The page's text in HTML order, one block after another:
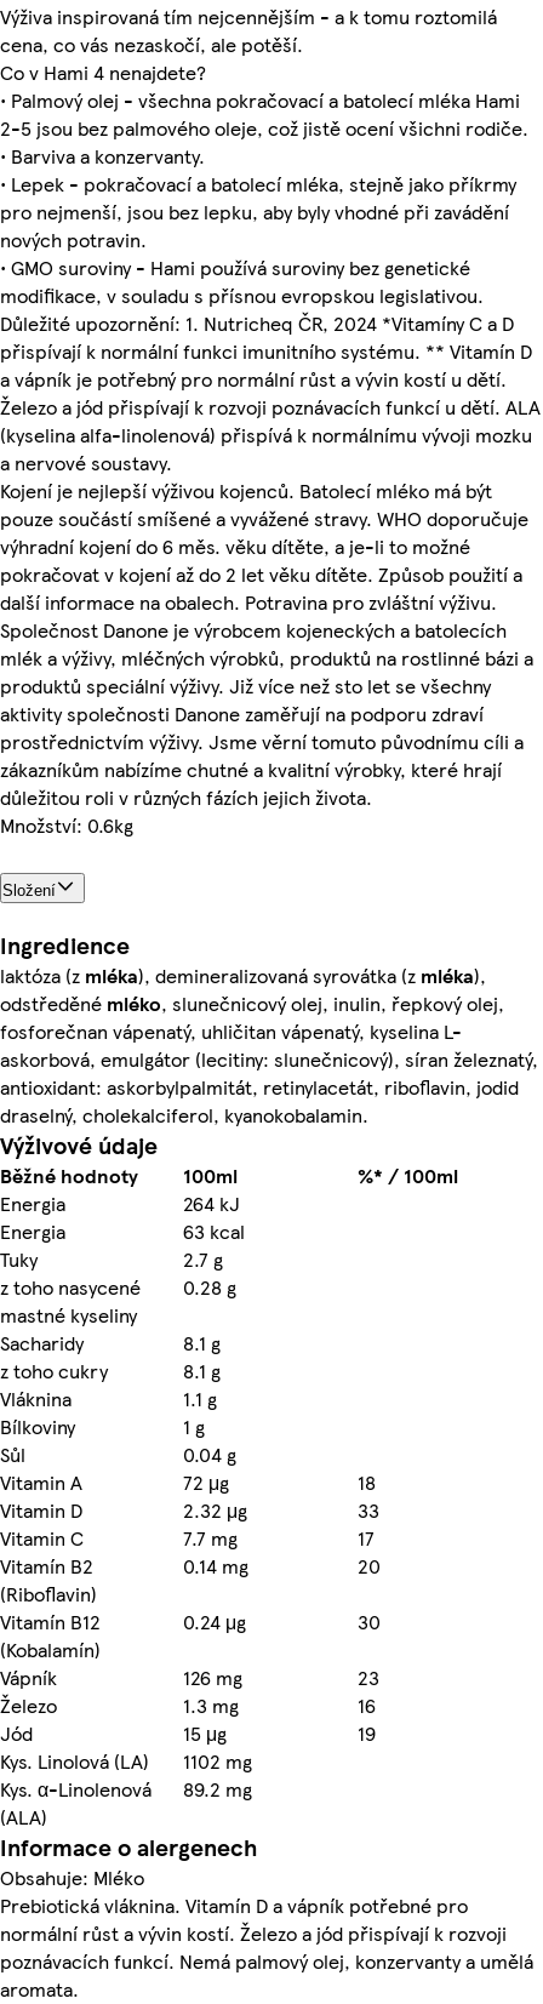
Výživa inspirovaná tím nejcennějším - a k tomu roztomilá
cena, co vás nezaskočí, ale potěší.
Co v Hami 4 nenajdete?
• Palmový olej - všechna pokračovací a batolecí mléka Hami
2-5 jsou bez palmového oleje, což jistě ocení všichni rodiče.
• Barviva a konzervanty.
• Lepek - pokračovací a batolecí mléka, stejně jako příkrmy
pro nejmenší, jsou bez lepku, aby byly vhodné při zavádění
nových potravin.
• GMO suroviny - Hami používá suroviny bez genetické
modifikace, v souladu s přísnou evropskou legislativou.
Důležité upozornění: 1. Nutricheq ČR, 2024 *Vitamíny C a D
přispívají k normální funkci imunitního systému. ** Vitamín D
a vápník je potřebný pro normální růst a vývin kostí u dětí.
Železo a jód přispívají k rozvoji poznávacích funkcí u dětí. ALA
(kyselina alfa-linolenová) přispívá k normálnímu vývoji mozku
a nervové soustavy.
Kojení je nejlepší výživou kojenců. Batolecí mléko má být
pouze součástí smíšené a vyvážené stravy. WHO doporučuje
výhradní kojení do 6 měs. věku dítěte, a je-li to možné
pokračovat v kojení až do 2 let věku dítěte. Způsob použití a
další informace na obalech. Potravina pro zvláštní výživu.
Společnost Danone je výrobcem kojeneckých a batolecích
mlék a výživy, mléčných výrobků, produktů na rostlinné bázi a
produktů speciální výživy. Již více než sto let se všechny
aktivity společnosti Danone zaměřují na podporu zdraví
prostřednictvím výživy. Jsme věrní tomuto původnímu cíli a
zákazníkům nabízíme chutné a kvalitní výrobky, které hrají
důležitou roli v různých fázích jejich života.
Množství: 0.6kg
Složení
Ingredience
laktóza (z mléka), demineralizovaná syrovátka (z mléka),
odstředěné mléko, slunečnicový olej, inulin, řepkový olej,
fosforečnan vápenatý, uhličitan vápenatý, kyselina L-
askorbová, emulgátor (lecitiny: slunečnicový), síran železnatý,
antioxidant: askorbylpalmitát, retinylacetát, riboflavin, jodid
draselný, cholekalciferol, kyanokobalamin.
Výživové údaje
Běžné hodnoty 100ml
%* / 100ml
Energia
264 kJ
Energia
63 kcal
Tuky
2.7 g
z toho nasycené
mastné kyseliny
0.28 g
Sacharidy
8.1 g
z toho cukry
8.1 g
Vláknina
1.1 g
Bílkoviny
1 g
Sůl
0.04 g
Vitamin A
72 μg
18
Vitamin D
2.32 μg
33
Vitamin C
7.7 mg
17
Vitamín B2
(Riboflavin)
0.14 mg
20
Vitamín B12
(Kobalamín)
0.24 μg
30
Vápník
126 mg
23
Železo
1.3 mg
16
Jód
15 μg
19
Kys. Linolová (LA)
1102 mg
Kys. α-Linolenová
(ALA)
89.2 mg
Informace o alergenech
Obsahuje: Mléko
Prebiotická vláknina. Vitamín D a vápník potřebné pro
normální růst a vývin kostí. Železo a jód přispívají k rozvoji
poznávacích funkcí. Nemá palmový olej, konzervanty a umělá
aromata.